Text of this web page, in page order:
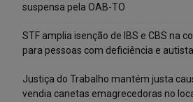
suspensa pela OAB-TO
STF amplia isenção de IBS e CBS na
para pessoas com deficiência e
Justiça do Trabalho mantém justa
vendia canetas emagrecedoras no